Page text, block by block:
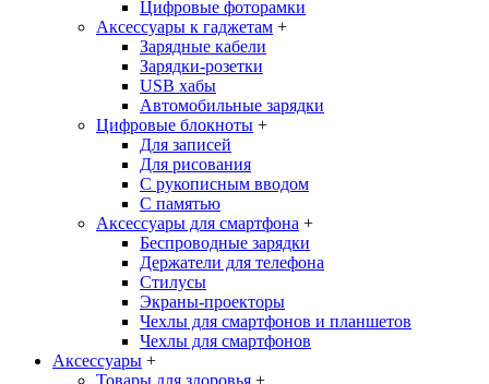
Цифровые фоторамки
Аксессуары к гаджетам +
Зарядные кабели
Зарядки-розетки
USB хабы
Автомобильные зарядки
Цифровые блокноты +
Для записей
Для рисования
С рукописным вводом
С памятью
Аксессуары для смартфона +
Беспроводные зарядки
Держатели для телефона
Стилусы
Экраны-проекторы
Чехлы для смартфонов и планшетов
Чехлы для смартфонов
Аксессуары +
Товары для здоровья +